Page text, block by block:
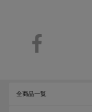
全商品一覧